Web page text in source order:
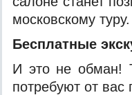
московскому туру.
Бесплатные
И это не обман!
потребуют от вас